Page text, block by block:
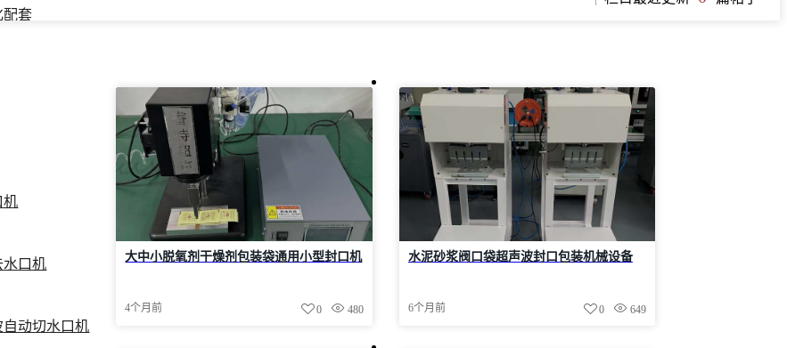
配套
机
水口机
动切水口机
大中小脱氧剂干燥剂包装袋通用小型封口机
4个月前 480
0
水泥砂浆阀口袋超声波封口包装机械设备
6个月前 649
0